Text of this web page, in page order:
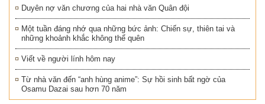
Duyên nợ văn chương của hai nhà văn Quân đội
Một tuần đáng nhớ qua những bức ảnh: Chiến sự, thiên tai và
những khoảnh khắc không thể quên
Viết về người lính hôm nay
Từ nhà văn đến “anh hùng anime”: Sự hồi sinh bất ngờ của
Osamu Dazai sau hơn 70 năm